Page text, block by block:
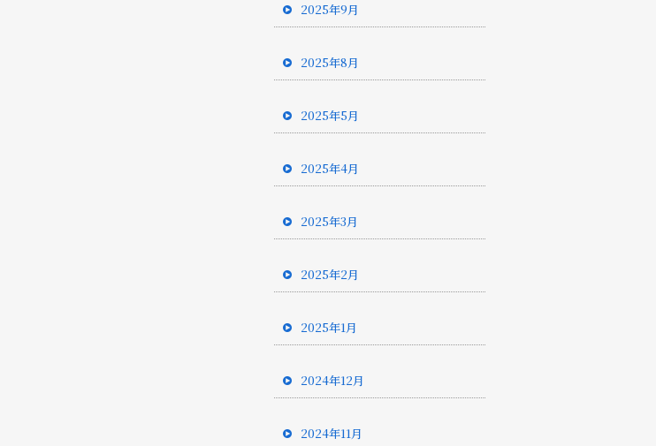
2025年9月
2025年8月
2025年5月
2025年4月
2025年3月
2025年2月
2025年1月
2024年12月
2024年11月